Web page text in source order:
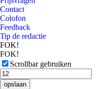
Contact
Colofon
Feedback
Tip de redactie
FOK!
FOK!
Scrollbar gebruiken
opslaan